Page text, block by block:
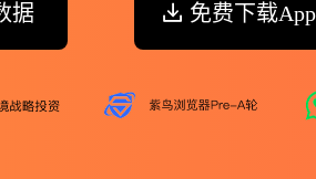
据 免费下载App